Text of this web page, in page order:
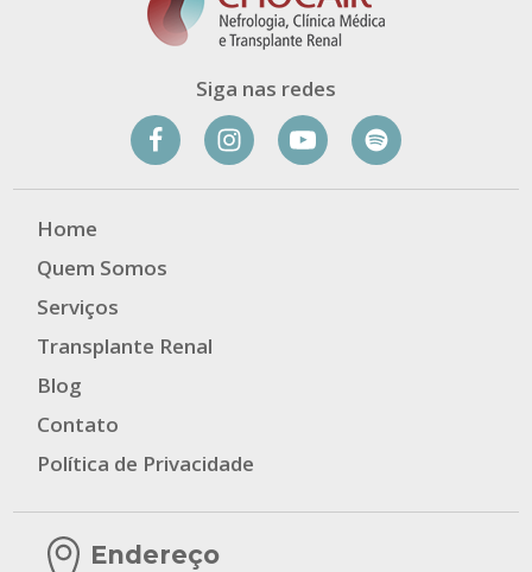
Siga nas redes
Home
Quem Somos
Serviços
Transplante Renal
Blog
Contato
Política de Privacidade
Endereço